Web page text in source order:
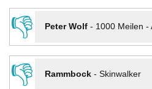
👎
Peter Wolf- 1000 Meilen -
👎
Rammbock- Skinwalker